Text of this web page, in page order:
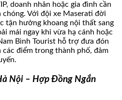
doanh nhân hoặc gia đình cần
chóng. Với đội xe Maserati đời
tận hưởng khoang nội thất sang
mái ngay khi vừa hạ cánh hoặc
Bình Tourist hỗ trợ đưa đón
các điểm trong thành phố, đảm
Nội – Hợp Đồng Ngắn